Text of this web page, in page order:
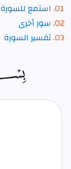
استمع للسورة
سور أخرى
تفسير السورة